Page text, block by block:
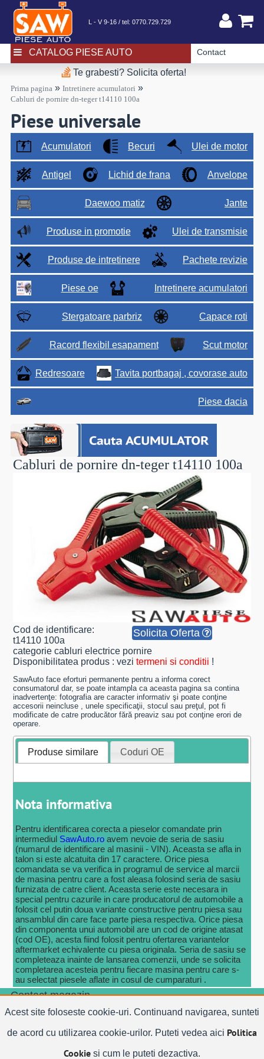
L - V 9-16 / tel: 0770.729.729
CATALOG PIESE AUTO Contact
Te grabesti? Solicita oferta!
Prima pagina » Intretinere acumulatori »
Cabluri de pornire dn-teger t14110 100a
Piese universale
Acumulatori Becuri Ulei de motor
Antigel Lichid de frana Anvelope
Daewoo matiz Jante
Produse in promotie Ulei de transmisie
Produse de intretinere Pachete revizie
Piese oe Intretinere acumulatori
Stergatoare parbriz Capace roti
Racord flexibil esapament Scut motor
Redresoare Tavita portbagaj , covorase auto
Piese dacia
Cabluri de pornire dn-teger t14110 100a
Cod de identificare:
t14110 100a
Solicita Oferta
categorie cabluri electrice pornire
Disponibilitatea produs : vezitermeni si conditii !
SawAuto face eforturi permanente pentru a informa corect
consumatorul dar, se poate intampla ca aceasta pagina sa contina
inadvertenţe: fotografia are caracter informativ şi poate conţine
accesorii neincluse , unele specificaţii, stocul sau preţul, pot fi
modificate de catre producător fără preaviz sau pot conţine erori de
operare.
Produse similare Coduri OE
Nota informativa
Pentru identificarea corecta a pieselor comandate prin
intermediul SawAuto.ro avem nevoie de seria de sasiu
(numarul de identificare al masinii - VIN). Aceasta se afla in
talon si este alcatuita din 17 caractere. Orice piesa
comandata se va verifica in programul de service al marcii
de masina pentru care a fost aleasa folosind seria de sasiu
furnizata de catre client. Aceasta serie este necesara in
special pentru cazurile in care producatorul de automobile a
folosit cel putin doua variante constructive pentru piesa sau
ansamblul din care face parte piesa respectiva. Orice piesa
din componenta unui automobil are un cod de origine atasat
(cod OE), acesta fiind folosit pentru ofertarea variantelor
aftermarket echivalente cu piesa originala. Seria de sasiu se
completeaza inainte de lansarea comenzii, unde se solicita
completarea acesteia pentru fiecare masina pentru care s-
au selectat piesele aflate in cosul de cumparaturi .
Contact magazin
Email:vanzari@SawAuto.ro
Zona utilizatorului
Acest site foloseste cookie-uri. Continuand navigarea, sunteti
de acord cu utilizarea cookie-urilor. Puteti vedea aici Politica
Cookie si cum le puteti dezactiva.